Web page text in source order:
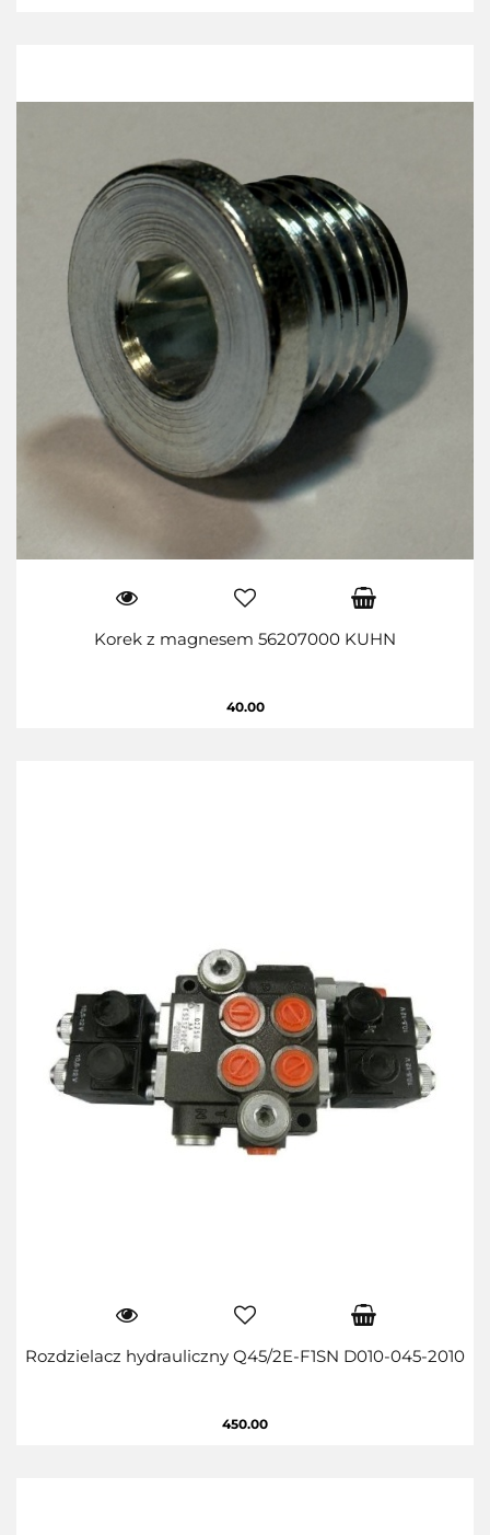
Korek z magnesem 56207000 KUHN
40.00
Rozdzielacz hydrauliczny Q45/2E-F1SN D010-045-2010
450.00